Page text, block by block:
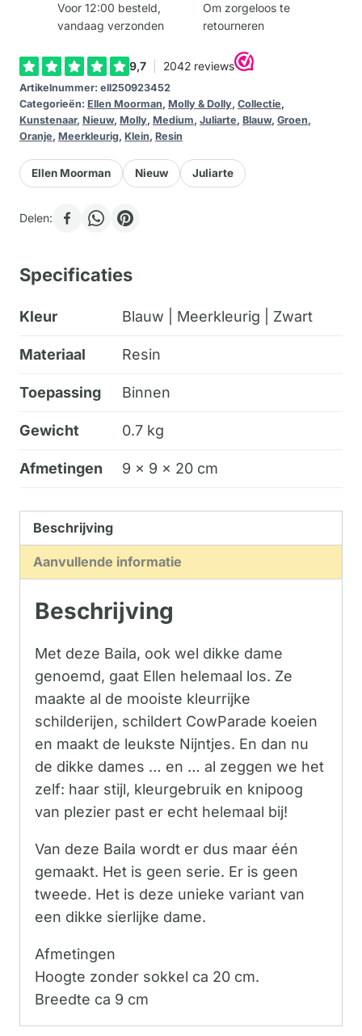
-
Ellen
Moorman
aantal
Voor 12:00 besteld,
vandaag verzonden
Om zorgeloos te
retourneren
Artikelnummer: ell250923452
Categorieën: Ellen Moorman, Molly & Dolly, Collectie,
Kunstenaar, Nieuw, Molly, Medium, Juliarte, Blauw, Groen,
Oranje, Meerkleurig, Klein, Resin
Ellen Moorman Nieuw Juliarte
Delen:
Specificaties
Kleur Blauw | Meerkleurig | Zwart
Materiaal Resin
Toepassing Binnen
Gewicht 0.7 kg
Afmetingen 9 × 9 × 20 cm
Beschrijving
Aanvullende informatie
Beschrijving
Met deze Baila, ook wel dikke dame
genoemd, gaat Ellen helemaal los. Ze
maakte al de mooiste kleurrijke
schilderijen, schildert CowParade koeien
en maakt de leukste Nijntjes. En dan nu
de dikke dames … en … al zeggen we het
zelf: haar stijl, kleurgebruik en knipoog
van plezier past er echt helemaal bij!
Van deze Baila wordt er dus maar één
gemaakt. Het is geen serie. Er is geen
tweede. Het is deze unieke variant van
een dikke sierlijke dame.
Afmetingen
Hoogte zonder sokkel ca 20 cm.
Breedte ca 9 cm